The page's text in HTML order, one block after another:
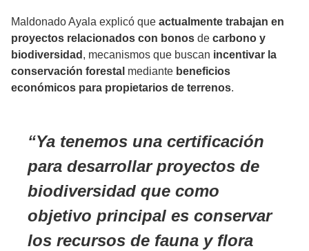
Maldonado Ayala explicó que actualmente trabajan en
proyectos relacionados con bonos de carbono y
biodiversidad , mecanismos que buscan incentivar la
conservación forestal mediante beneficios
económicos para propietarios de terrenos.
Ya tenemos una certificación
para desarrollar proyectos de
biodiversidad que como
objetivo principal es conservar
los recursos de fauna y flora